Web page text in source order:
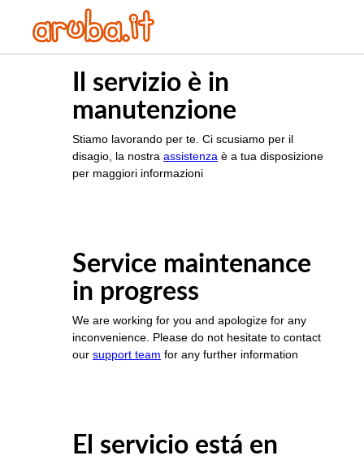
Il servizio è in
manutenzione
Stiamo lavorando per te. Ci scusiamo per il
disagio, la nostra assistenza è a tua disposizione
per maggiori informazioni
Service maintenance
in progress
We are working for you and apologize for any
inconvenience. Please do not hesitate to contact
our support team for any further information
El servicio está en